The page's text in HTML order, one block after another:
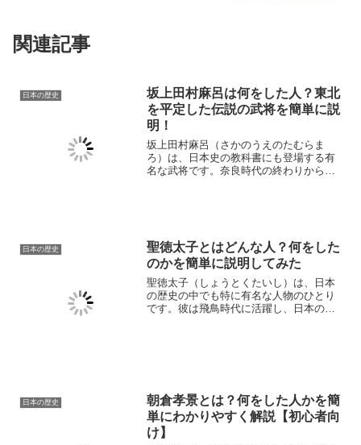
関連記事
日本の歴史
坂上田村麻呂は何をした人？東北
を平定した伝説の武将を簡単に説
明！
坂上田村麻呂（さかのうえのたむらま
ろ）は、日本史の教科書にも登場する有
名な武将です。奈良時代の終わりから平
日本の歴史
聖徳太子とはどんな人？何をした
のかを簡単に説明してみた
聖徳太子（しょうとくたいし）は、日本
の歴史の中でも特に有名な人物のひとり
です。彼は飛鳥時代に活躍し、日本の政
日本の歴史
朝倉孝景とは？何をした人かを簡
単にわかりやすく解説【初心者向
け】